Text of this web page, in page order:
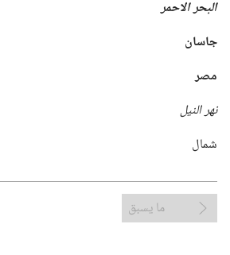
البحر الاحمر
جاسان
مصر
نهر النيل
شمال
ما يسبق